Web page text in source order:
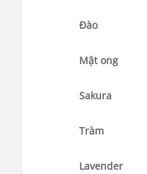
Đào
Mật ong
Sakura
Tràm
Lavender